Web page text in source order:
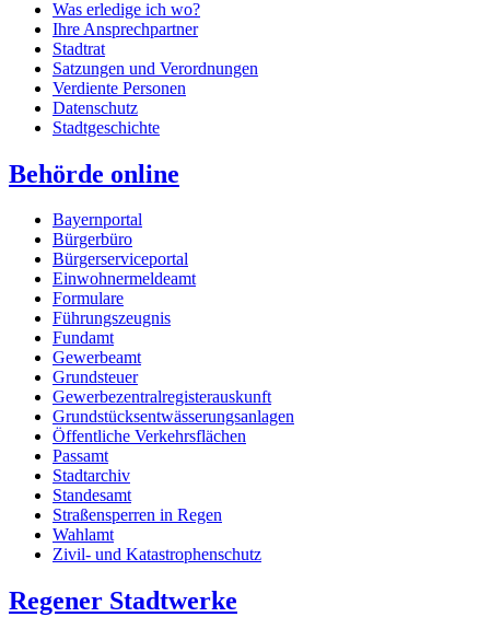
Was erledige ich wo?
Ihre Ansprechpartner
Stadtrat
Satzungen und Verordnungen
Verdiente Personen
Datenschutz
Stadtgeschichte
Behörde online
Bayernportal
Bürgerbüro
Bürgerserviceportal
Einwohnermeldeamt
Formulare
Führungszeugnis
Fundamt
Gewerbeamt
Grundsteuer
Gewerbezentralregisterauskunft
Grundstücksentwässerungsanlagen
Öffentliche Verkehrsflächen
Passamt
Stadtarchiv
Standesamt
Straßensperren in Regen
Wahlamt
Zivil- und Katastrophenschutz
Regener Stadtwerke